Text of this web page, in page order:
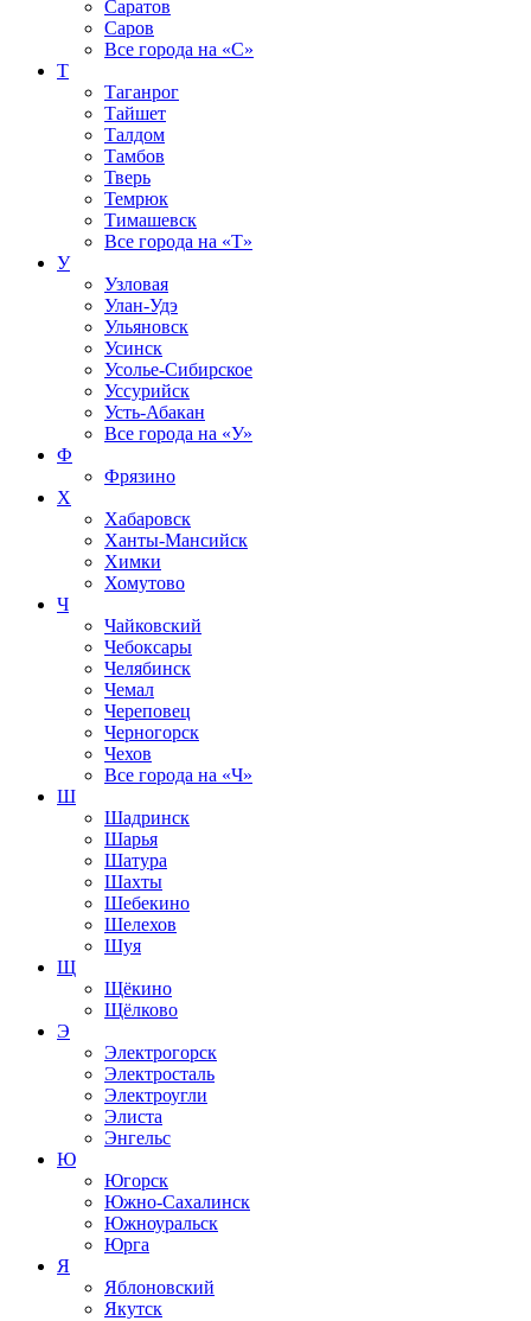
Саратов
Саров
Все города на «С»
Т
Таганрог
Тайшет
Талдом
Тамбов
Тверь
Темрюк
Тимашевск
Все города на «Т»
У
Узловая
Улан-Удэ
Ульяновск
Усинск
Усолье-Сибирское
Уссурийск
Усть-Абакан
Все города на «У»
Ф
Фрязино
Х
Хабаровск
Ханты-Мансийск
Химки
Хомутово
Ч
Чайковский
Чебоксары
Челябинск
Чемал
Череповец
Черногорск
Чехов
Все города на «Ч»
Ш
Шадринск
Шарья
Шатура
Шахты
Шебекино
Шелехов
Шуя
Щ
Щёкино
Щёлково
Э
Электрогорск
Электросталь
Электроугли
Элиста
Энгельс
Ю
Югорск
Южно-Сахалинск
Южноуральск
Юрга
Я
Яблоновский
Якутск